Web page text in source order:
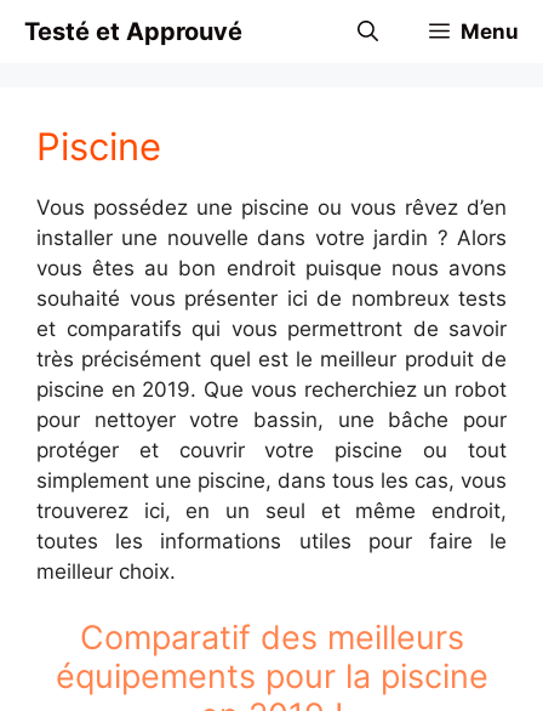
Testé et Approuvé Menu
Piscine
Vous possédez une piscine ou vous rêvez d’en
installer une nouvelle dans votre jardin ? Alors
vous êtes au bon endroit puisque nous avons
souhaité vous présenter ici de nombreux tests
et comparatifs qui vous permettront de savoir
très précisément quel est le meilleur produit de
piscine en 2019. Que vous recherchiez un robot
pour nettoyer votre bassin, une bâche pour
protéger et couvrir votre piscine ou tout
simplement une piscine, dans tous les cas, vous
trouverez ici, en un seul et même endroit,
toutes les informations utiles pour faire le
meilleur choix.
Comparatif des meilleurs
équipements pour la piscine